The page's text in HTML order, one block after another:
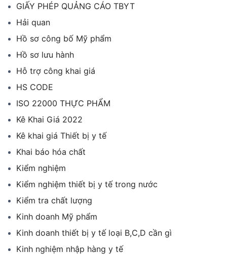
GIẤY PHÉP QUẢNG CÁO TBYT
Hải quan
Hồ sơ công bố Mỹ phẩm
Hồ sơ lưu hành
Hỗ trợ công khai giá
HS CODE
ISO 22000 THỰC PHẨM
Kê Khai Giá 2022
Kê khai giá Thiết bị y tế
Khai báo hóa chất
Kiểm nghiệm
Kiểm nghiệm thiết bị y tế trong nước
Kiểm tra chất lượng
Kinh doanh Mỹ phẩm
Kinh doanh thiết bị y tế loại B,C,D cần gì
Kinh nghiệm nhập hàng y tế